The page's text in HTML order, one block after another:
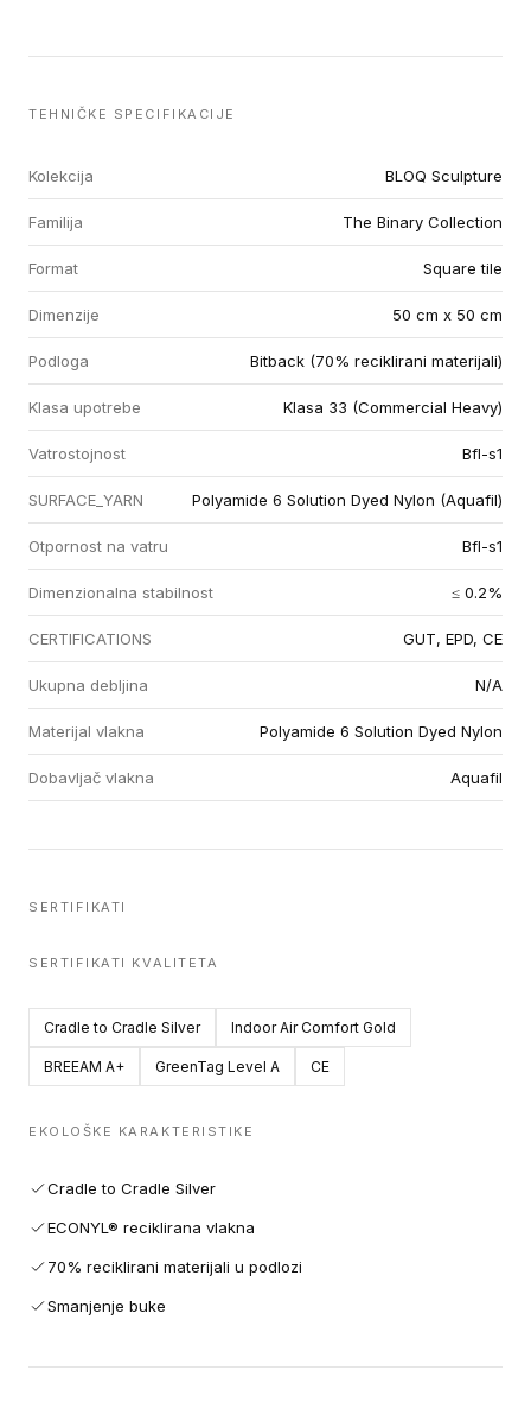
TEHNIČKE SPECIFIKACIJE
Kolekcija BLOQ Sculpture
Familija The Binary Collection
Format Square tile
Dimenzije 50 cm x 50 cm
Podloga Bitback (70% reciklirani materijali)
Klasa upotrebe Klasa 33 (Commercial Heavy)
Vatrostojnost Bfl-s1
SURFACE_YARN Polyamide 6 Solution Dyed Nylon (Aquafil)
Otpornost na vatru Bfl-s1
Dimenzionalna stabilnost ≤ 0.2%
CERTIFICATIONS GUT, EPD, CE
Ukupna debljina N/A
Materijal vlakna Polyamide 6 Solution Dyed Nylon
Dobavljač vlakna Aquafil
SERTIFIKATI
SERTIFIKATI KVALITETA
Cradle to Cradle Silver Indoor Air Comfort Gold
BREEAM A+ GreenTag Level A CE
EKOLOŠKE KARAKTERISTIKE
Cradle to Cradle Silver
ECONYL® reciklirana vlakna
70% reciklirani materijali u podlozi
Smanjenje buke